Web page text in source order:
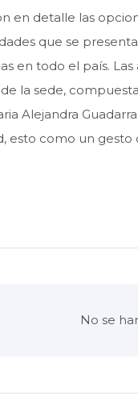
en detalle las
que se
en todo el país.
la sede,
Alejandra
esto como un
No se